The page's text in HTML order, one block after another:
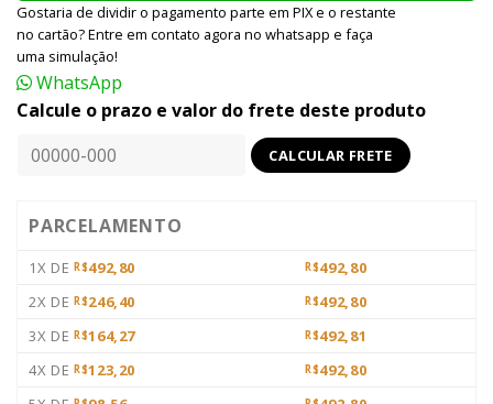
Gostaria de dividir o pagamento parte em PIX e o restante
no cartão? Entre em contato agora no whatsapp e faça
uma simulação!
WhatsApp
Calcule o prazo e valor do frete deste produto
PARCELAMENTO
1X DE R$492,80 R$492,80
2X DE R$246,40 R$492,80
3X DE R$164,27 R$492,81
4X DE R$123,20 R$492,80